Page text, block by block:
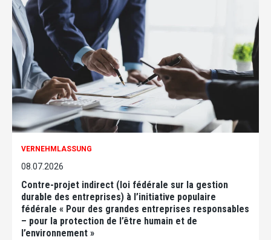
VERNEHMLASSUNG
08.07.2026
Contre-projet indirect (loi fédérale sur la gestion
durable des entreprises) à l’initiative populaire
fédérale « Pour des grandes entreprises responsables
– pour la protection de l’être humain et de
l’environnement »